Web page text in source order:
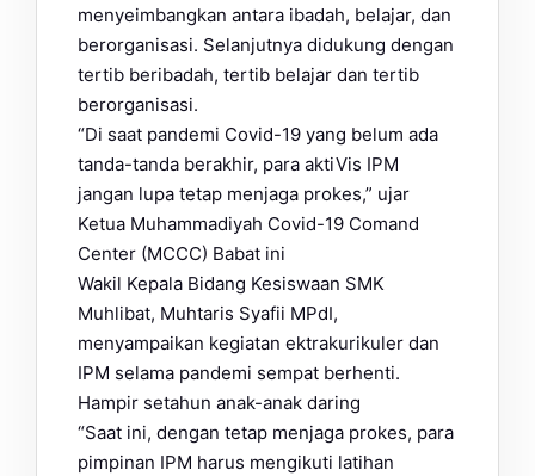
menyeimbangkan antara ibadah, belajar, dan
berorganisasi. Selanjutnya didukung dengan
tertib beribadah, tertib belajar dan tertib
berorganisasi.
“Di saat pandemi Covid-19 yang belum ada
tanda-tanda berakhir, para aktiVis IPM
jangan lupa tetap menjaga prokes,” ujar
Ketua Muhammadiyah Covid-19 Comand
Center (MCCC) Babat ini
Wakil Kepala Bidang Kesiswaan SMK
Muhlibat, Muhtaris Syafii MPdI,
menyampaikan kegiatan ektrakurikuler dan
IPM selama pandemi sempat berhenti.
Hampir setahun anak-anak daring
“Saat ini, dengan tetap menjaga prokes, para
pimpinan IPM harus mengikuti latihan